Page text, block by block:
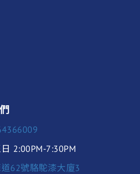
2:00PM-7:30PM
62號駱駝漆大廈3